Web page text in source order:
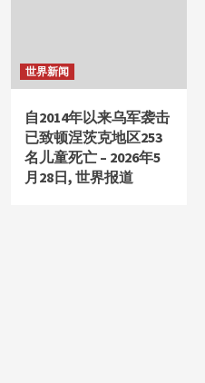
世界新闻
自2014年以来乌军袭击
已致顿涅茨克地区253
名儿童死亡 – 2026年5
月28日, 世界报道